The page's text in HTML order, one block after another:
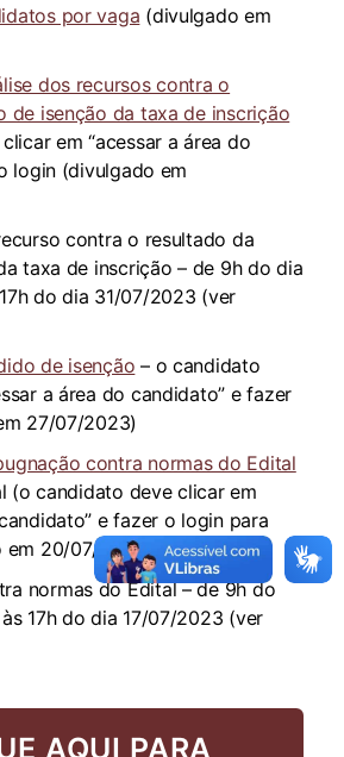
por vaga (divulgado em
dos recursos contra o
de isenção da taxa de inscrição
em “acessar a área do
login (divulgado em
contra o resultado da
taxa de inscrição – de 9h do dia
do dia 31/07/2023 (ver
de isenção – o candidato
a área do candidato” e fazer
27/07/2023)
contra normas do Edital
(o candidato deve clicar em
e fazer o login para
em 20/07/2023)
normas do Edital – de 9h do
17h do dia 17/07/2023 (ver
AQUI PARA